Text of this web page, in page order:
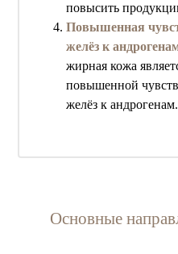
повысить
Повышенная
желёз к
жирная кожа
повышенной
желёз к андрогенам.
Основные